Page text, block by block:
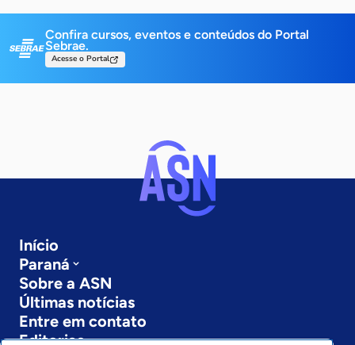
Confira cursos, eventos e conteúdos do Portal
Sebrae.
Acesse o Portal
Início
Paraná
Sobre a ASN
Últimas notícias
Entre em contato
Editorias